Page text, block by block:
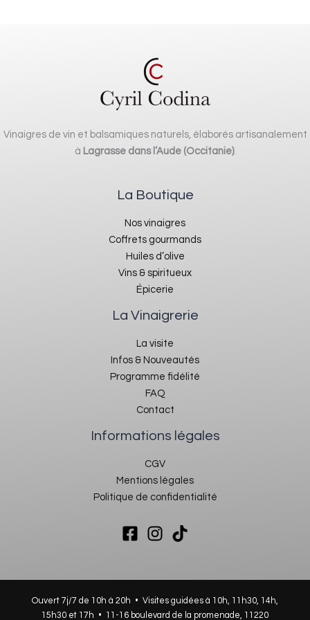
Vinaigres de vin et balsamiques naturels, élaborés artisanalement
à Lagrasse dans l’Aude (Occitanie).
La Boutique
Nos vinaigres
Coffrets gourmands
Huiles d’olive
Vins & spiritueux
Épicerie
La Vinaigrerie
La visite
Infos & Nouveautés
Programme fidélité
FAQ
Contact
Informations légales
CGV
Mentions légales
Politique de confidentialité
Ouvert 7j/7 de 10h à 20h • Visites guidées à 10h, 11h30, 14h,
15h30 et 17h • 11-16 boulevard de la promenade, 11220